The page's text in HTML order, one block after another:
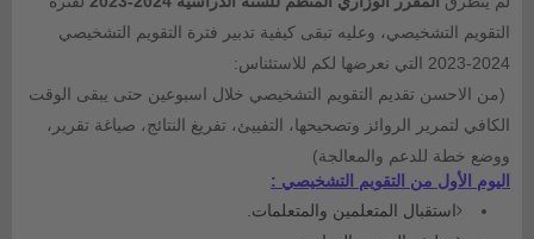
التقويم التشخيصي، وعليه تبقى كيفية تدبير فترة التقويم التشخيصي
2024-2023 التي نعرضها لكم للاستئناس:
(من الاحسن تقديم التقويم التشخيصي خلال اسبوعين حتى يبقى الوقت
الكافي لتمرير الروائز وتصحيحها، التفييئ، تفريغ النتائج، صياغة تقرير،
ووضع خطة للدعم والمعالجة)
اليوم الأول من التقويم التشخيصي :
استقبال المتعلمين والمتعلمات.